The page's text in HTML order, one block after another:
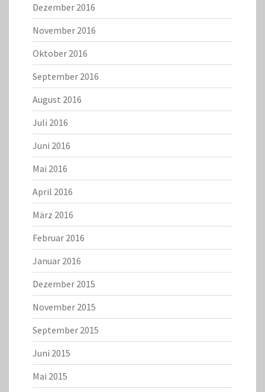
Dezember 2016
November 2016
Oktober 2016
September 2016
August 2016
Juli 2016
Juni 2016
Mai 2016
April 2016
März 2016
Februar 2016
Januar 2016
Dezember 2015
November 2015
September 2015
Juni 2015
Mai 2015